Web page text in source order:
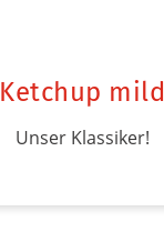
Ketchup mild
Unser Klassiker!